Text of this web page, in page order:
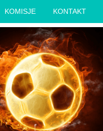
KOMISJE KONTAKT